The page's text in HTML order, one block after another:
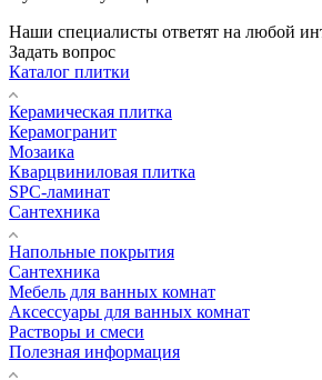
Наши специалисты ответят на любой
Задать вопрос
Каталог плитки
Керамическая плитка
Керамогранит
Мозаика
Кварцвиниловая плитка
SPC-ламинат
Сантехника
Напольные покрытия
Сантехника
Мебель для ванных комнат
Аксессуары для ванных комнат
Растворы и смеси
Полезная информация